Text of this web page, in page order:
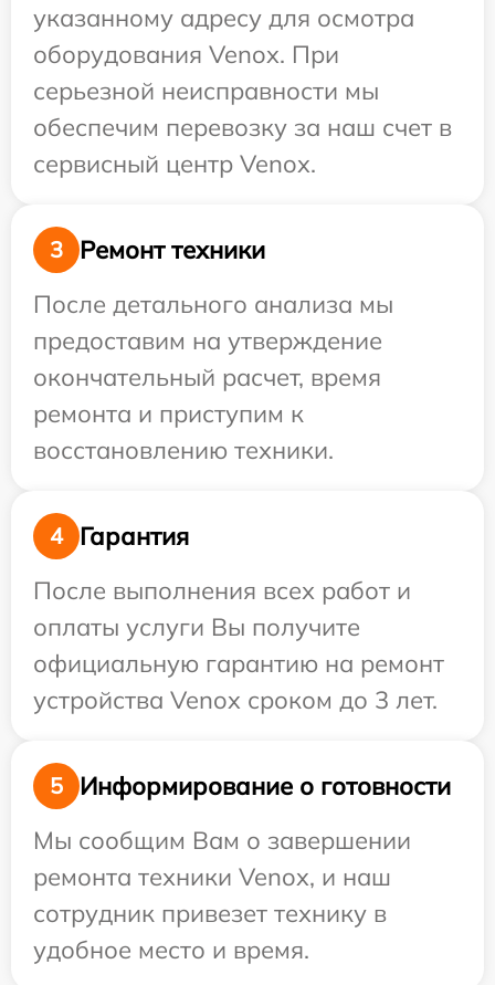
указанному адресу для осмотра
оборудования Venox. При
серьезной неисправности мы
обеспечим перевозку за наш счет в
сервисный центр Venox.
3
Ремонт техники
После детального анализа мы
предоставим на утверждение
окончательный расчет, время
ремонта и приступим к
восстановлению техники.
4
Гарантия
После выполнения всех работ и
оплаты услуги Вы получите
официальную гарантию на ремонт
устройства Venox сроком до 3 лет.
5
Информирование о готовности
Мы сообщим Вам о завершении
ремонта техники Venox, и наш
сотрудник привезет технику в
удобное место и время.